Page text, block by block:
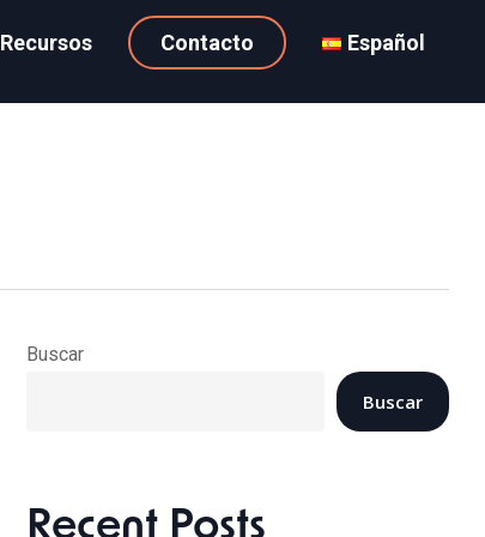
Recursos Contacto Español
Buscar
Buscar